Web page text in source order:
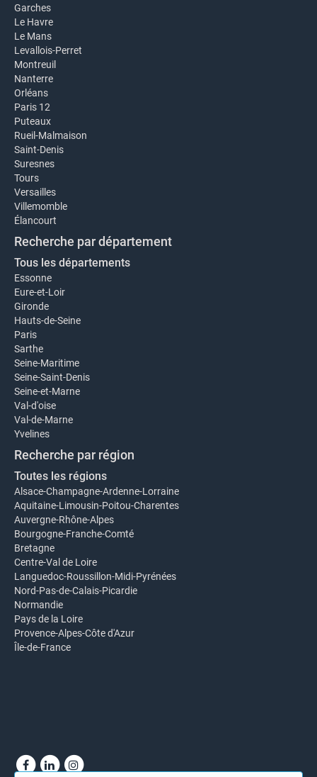
Garches
Le Havre
Le Mans
Levallois-Perret
Montreuil
Nanterre
Orléans
Paris 12
Puteaux
Rueil-Malmaison
Saint-Denis
Suresnes
Tours
Versailles
Villemomble
Élancourt
Recherche par département
Tous les départements
Essonne
Eure-et-Loir
Gironde
Hauts-de-Seine
Paris
Sarthe
Seine-Maritime
Seine-Saint-Denis
Seine-et-Marne
Val-d'oise
Val-de-Marne
Yvelines
Recherche par région
Toutes les régions
Alsace-Champagne-Ardenne-Lorraine
Aquitaine-Limousin-Poitou-Charentes
Auvergne-Rhône-Alpes
Bourgogne-Franche-Comté
Bretagne
Centre-Val de Loire
Languedoc-Roussillon-Midi-Pyrénées
Nord-Pas-de-Calais-Picardie
Normandie
Pays de la Loire
Provence-Alpes-Côte d'Azur
Île-de-France